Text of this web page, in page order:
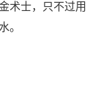
术士，只不过用
。